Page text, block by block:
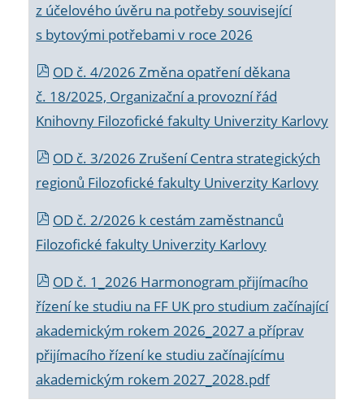
z účelového úvěru na potřeby související
s bytovými potřebami v roce 2026
OD č. 4/2026 Změna opatření děkana
č. 18/2025, Organizační a provozní řád
Knihovny Filozofické fakulty Univerzity Karlovy
OD č. 3/2026 Zrušení Centra strategických
regionů Filozofické fakulty Univerzity Karlovy
OD č. 2/2026 k cestám zaměstnanců
Filozofické fakulty Univerzity Karlovy
OD č. 1_2026 Harmonogram přijímacího
řízení ke studiu na FF UK pro studium začínající
akademickým rokem 2026_2027 a příprav
přijímacího řízení ke studiu začínajícímu
akademickým rokem 2027_2028.pdf